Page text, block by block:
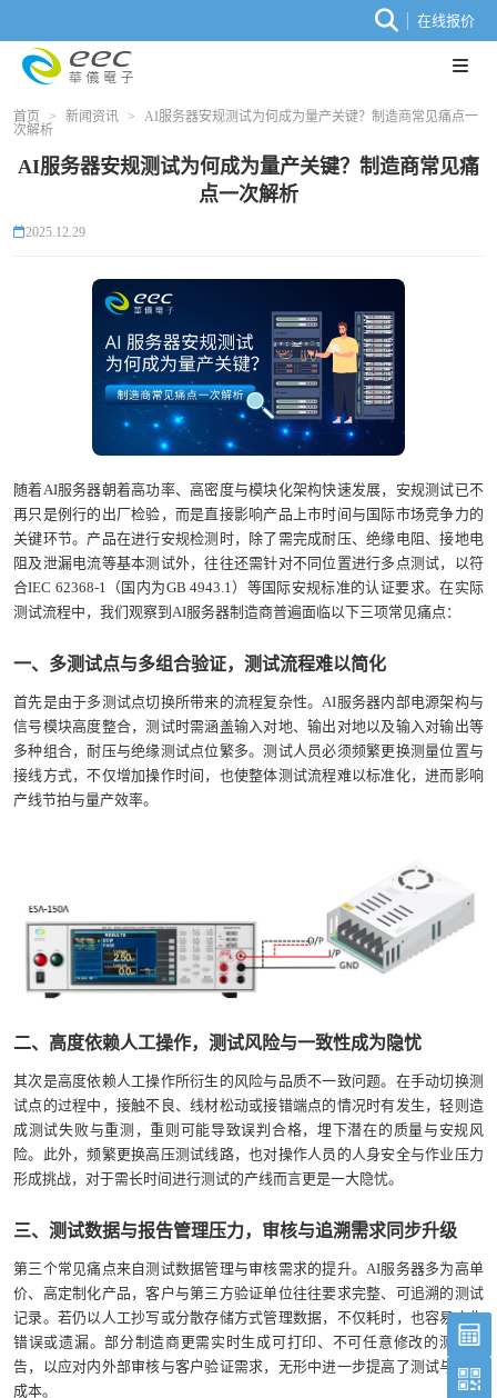
在线报价
首页 > 新闻资讯 >
AI服务器安规测试为何成为量产关键？制造商常见痛点一
次解析
AI服务器安规测试为何成为量产关键？制造商常见痛
点一次解析
2025.12.29
随着AI服务器朝着高功率、高密度与模块化架构快速发展，安规测试已不
再只是例行的出厂检验，而是直接影响产品上市时间与国际市场竞争力的
关键环节。产品在进行安规检测时，除了需完成耐压、绝缘电阻、接地电
阻及泄漏电流等基本测试外，往往还需针对不同位置进行多点测试，以符
合IEC 62368-1（国内为GB 4943.1）等国际安规标准的认证要求。在实际
测试流程中，我们观察到AI服务器制造商普遍面临以下三项常见痛点：
一、多测试点与多组合验证，测试流程难以简化
首先是由于多测试点切换所带来的流程复杂性。AI服务器内部电源架构与
信号模块高度整合，测试时需涵盖输入对地、输出对地以及输入对输出等
多种组合，耐压与绝缘测试点位繁多。测试人员必须频繁更换测量位置与
接线方式，不仅增加操作时间，也使整体测试流程难以标准化，进而影响
产线节拍与量产效率。
二、高度依赖人工操作，测试风险与一致性成为隐忧
其次是高度依赖人工操作所衍生的风险与品质不一致问题。在手动切换测
试点的过程中，接触不良、线材松动或接错端点的情况时有发生，轻则造
成测试失败与重测，重则可能导致误判合格，埋下潜在的质量与安规风
险。此外，频繁更换高压测试线路，也对操作人员的人身安全与作业压力
形成挑战，对于需长时间进行测试的产线而言更是一大隐忧。
三、测试数据与报告管理压力，审核与追溯需求同步升级
第三个常见痛点来自测试数据管理与审核需求的提升。AI服务器多为高单
价、高定制化产品，客户与第三方验证单位往往要求完整、可追溯的测试
记录。若仍以人工抄写或分散存储方式管理数据，不仅耗时，也容易产生
错误或遗漏。部分制造商更需实时生成可打印、不可任意修改的测试报
告，以应对内外部审核与客户验证需求，无形中进一步提高了测试与管理
成本。